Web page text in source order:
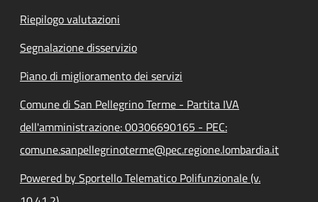
Riepilogo valutazioni
Segnalazione disservizio
Piano di miglioramento dei servizi
Comune di San Pellegrino Terme - Partita IVA
dell'amministrazione: 00306690165 - PEC:
comune.sanpellegrinoterme@pec.regione.lombardia.it
Powered by Sportello Telematico Polifunzionale (v.